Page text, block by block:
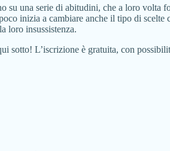
una serie di abitudini, che a loro volta
inizia a cambiare anche il tipo di
loro insussistenza.
sotto! L’iscrizione è gratuita, con